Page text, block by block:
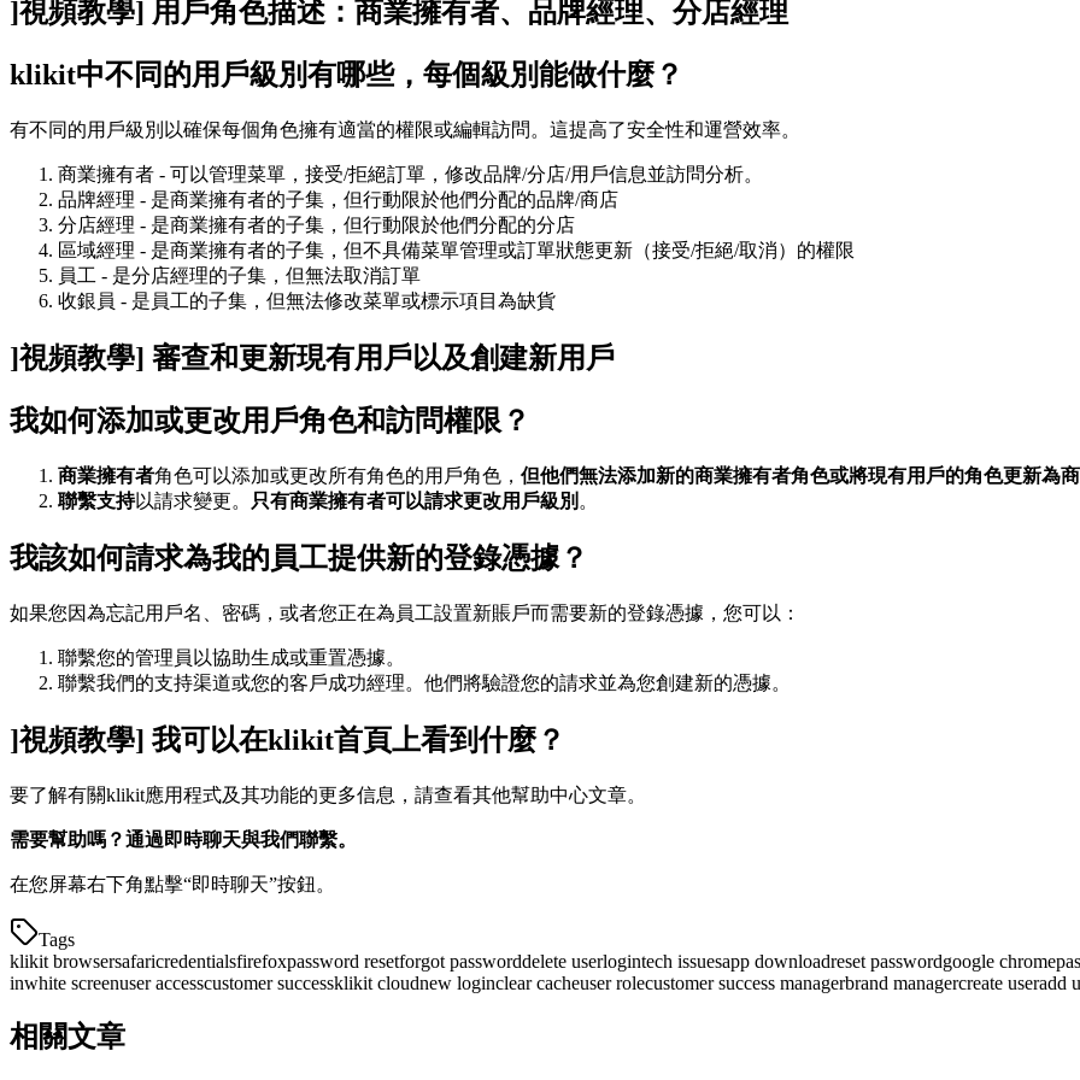
]視頻教學] 用戶角色描述：商業擁有者、品牌經理、分店經理
klikit中不同的用戶級別有哪些，每個級別能做什麼？
有不同的用戶級別以確保每個角色擁有適當的權限或編輯訪問。這提高了安全性和運營效率。
商業擁有者 - 可以管理菜單，接受/拒絕訂單，修改品牌/分店/用戶信息並訪問分析。
品牌經理 - 是商業擁有者的子集，但行動限於他們分配的品牌/商店
分店經理 - 是商業擁有者的子集，但行動限於他們分配的分店
區域經理 - 是商業擁有者的子集，但不具備菜單管理或訂單狀態更新（接受/拒絕/取消）的權限
員工 - 是分店經理的子集，但無法取消訂單
收銀員 - 是員工的子集，但無法修改菜單或標示項目為缺貨
]視頻教學] 審查和更新現有用戶以及創建新用戶
我如何添加或更改用戶角色和訪問權限？
商業擁有者角色可以添加或更改所有角色的用戶角色， 但他們無法添加新的商業擁有者角色或將現有用戶的角色更新為
聯繫支持以請求變更。 只有商業擁有者可以請求更改用戶級別 。
我該如何請求為我的員工提供新的登錄憑據？
如果您因為忘記用戶名、密碼，或者您正在為員工設置新賬戶而需要新的登錄憑據，您可以：
聯繫您的管理員以協助生成或重置憑據。
聯繫我們的支持渠道或您的客戶成功經理。他們將驗證您的請求並為您創建新的憑據。
]視頻教學] 我可以在klikit首頁上看到什麼？
要了解有關klikit應用程式及其功能的更多信息，請查看其他幫助中心文章。
需要幫助嗎？通過即時聊天與我們聯繫。
在您屏幕右下角點擊“即時聊天”按鈕。
Tags
klikit browsersafaricredentialsfirefoxpassword resetforgot passworddelete userlogintech issuesapp downloadreset passwordgoogle chrome
inwhite screenuser accesscustomer successklikit cloudnew loginclear cacheuser rolecustomer success managerbrand managercreate useradd
相關文章